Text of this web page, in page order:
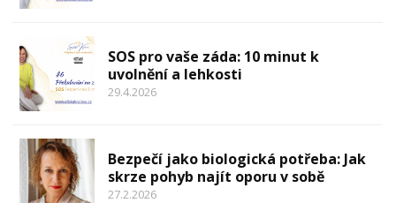
SOS pro vaše záda: 10 minut k
uvolnění a lehkosti
29.4.2026
Bezpečí jako biologická potřeba: Jak
skrze pohyb najít oporu v sobě
27.2.2026